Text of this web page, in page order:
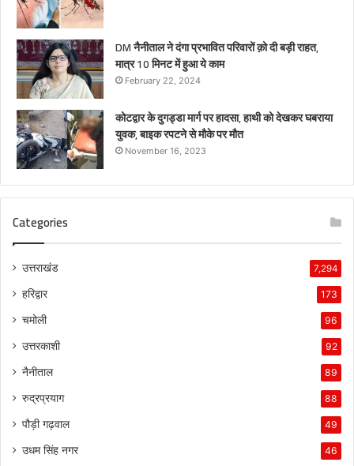
DM नैनीताल ने दंगा प्रभावित परिवारों क़ो दी बड़ी राहत,
मात्र 10 मिनट में हुआ ये काम
February 22, 2024
कोटद्वार के दुगड्डा मार्ग पर हादसा, हाथी को देखकर घबराया
युवक, बाइक रपटने से मौके पर मौत
November 16, 2023
Categories
उत्तराखंड 7,294
हरिद्वार 173
चमोली 96
उत्तरकाशी 92
नैनीताल 89
रुद्रप्रयाग 88
पौड़ी गढ़वाल 49
उधम सिंह नगर 46